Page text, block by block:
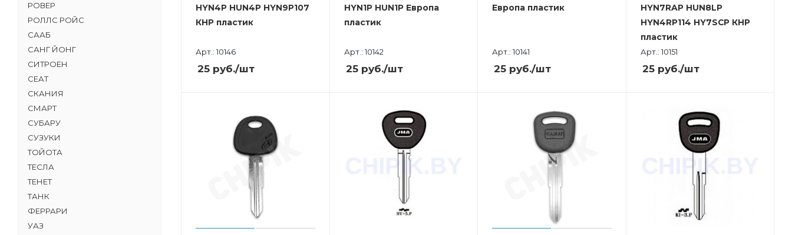
HYN4P HUN4P HYN9P107
КНР пластик
Арт.: 10146
25 руб./шт
HYN1P HUN1P Европа
пластик
Арт.: 10142
25руб./шт
Европа пластик
Арт.: 10141
25 руб./шт
HYN7RAP HUN8LP
HYN4RP114 HY7SCP КНР
пластик
Арт.: 10151
25руб./шт
РОВЕР
РОЛЛС РОЙС
СААБ
САНГ ЙОНГ
СИТРОЕН
СЕАТ
СКАНИЯ
СМАРТ
СУБАРУ
СУЗУКИ
ТОЙОТА
ТЕСЛА
ТЕНЕТ
ТАНК
ФЕРРАРИ
УАЗ